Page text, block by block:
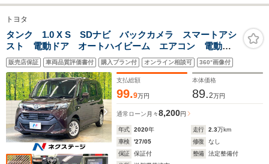
トヨタ
タンク 1.0 X S SDナビ バックカメラ スマートアシ
スト 電動ドア オートハイビーム エアコン 電動格
納ミラー スマートキー ETC ドラレコ Bluetooth
販売店保証 車両品質評価書付 購入プラン付 オンライン相談可 360°画像付
支払総額
99.9万円
本体価格
89.2万円
通常ローン 月々8,200円
年式 2020年 走行 2.3万km
車検
'27/05 修復
なし
保証
保証付 整備
法定整備付